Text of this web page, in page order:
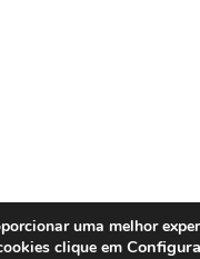
uma melhor
clique em